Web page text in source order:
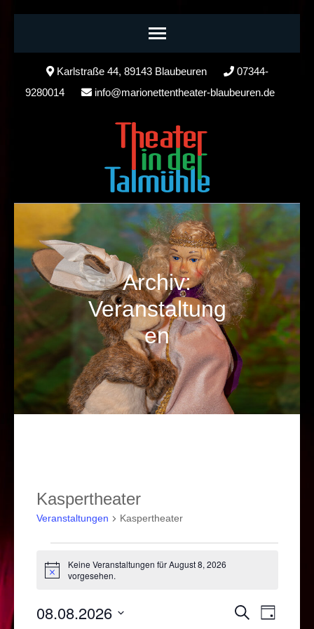
Karlstraße 44, 89143 Blaubeuren
07344-
9280014
info@marionettentheater-blaubeuren.de
Archiv:
Veranstaltung
en
Kaspertheater
Veranstaltungen Kaspertheater
für
8,
Hinweis
Keine Veranstaltungen für August 8, 2026
vorgesehen.
Suche
Tag
08.08.2026